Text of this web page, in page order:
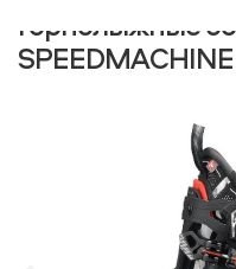
Горнолыжные